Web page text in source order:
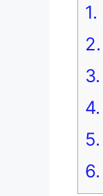
1.
2.
3.
4.
5.
6.